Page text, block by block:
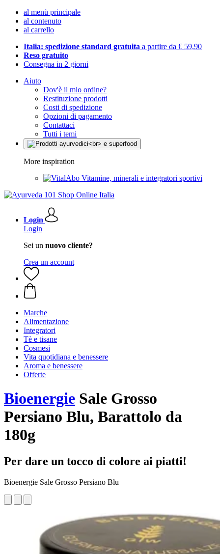
al menù principale
al contenuto
al carrello
Italia: spedizione standard gratuita a partire da € 59,90
Reso gratuito
Consegna in 2 giorni
Aiuto
Dov'è il mio ordine?
Restituzione prodotti
Costi di spedizione
Opzioni di pagamento
Contattaci
Tutti i temi
More inspiration
Vitamine, minerali e integratori sportivi
Login
Login
Sei un nuovo cliente?
Crea un account
Marche
Alimentazione
Integratori
Tè e tisane
Cosmesi
Vita quotidiana e benessere
Aroma e benessere
Offerte
Bioenergie Sale Grosso
Persiano Blu, Barattolo da
180g
Per dare un tocco di colore ai piatti!
Bioenergie Sale Grosso Persiano Blu